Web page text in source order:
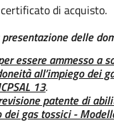
di acquisto.
delle
essere ammesso a
all’impiego dei
13.
patente di
dei gas tossici -